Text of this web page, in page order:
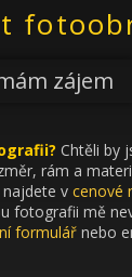
zájem
Chtěli by
rám a
v cenové
fotografii mě
formulář nebo